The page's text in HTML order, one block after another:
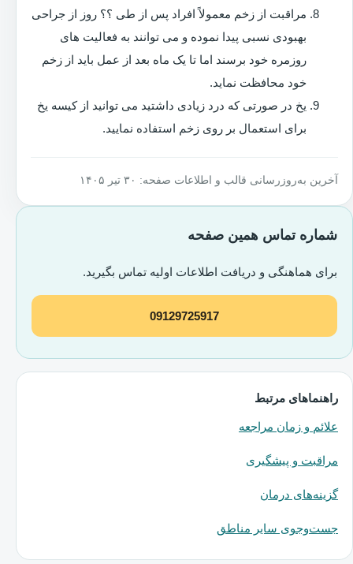
مراقبت از زخم معمولاً افراد پس از طی ؟؟ روز از جراحی
بهبودی نسبی پیدا نموده و می توانند به فعالیت های
روزمره خود برسند اما تا یک ماه بعد از عمل باید از زخم
خود محافظت نماید.
یخ در صورتی که درد زیادی داشتید می توانید از کیسه یخ
برای استعمال بر روی زخم استفاده نمایید.
آخرین به‌روزرسانی قالب و اطلاعات صفحه: ۳۰ تیر ۱۴۰۵
شماره تماس همین صفحه
برای هماهنگی و دریافت اطلاعات اولیه تماس بگیرید.
09129725917
راهنماهای مرتبط
علائم و زمان مراجعه
مراقبت و پیشگیری
گزینه‌های درمان
جست‌وجوی سایر مناطق